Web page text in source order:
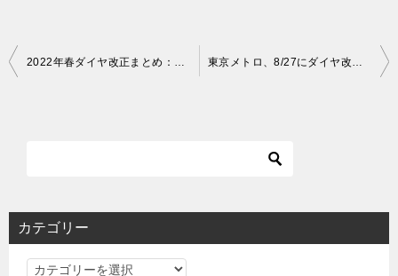
投
シ
2022年春ダイヤ改正まとめ：JR西日本・山陰エリア編 東京メトロ、8/27にダイヤ改正実施。丸の内線02系3両編成が引退
カテゴリー
カ